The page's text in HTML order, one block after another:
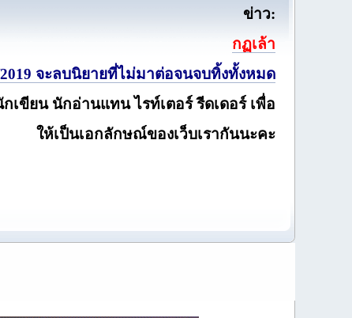
ข่าว:
กฏเล้า
2019 จะลบนิยายที่ไม่มาต่อจนจบทิ้งทั้งหมด
เขียน นักอ่านแทน ไรท์เตอร์ รีดเดอร์ เพื่อ
ให้เป็นเอกลักษณ์ของเว็บเรากันนะคะ